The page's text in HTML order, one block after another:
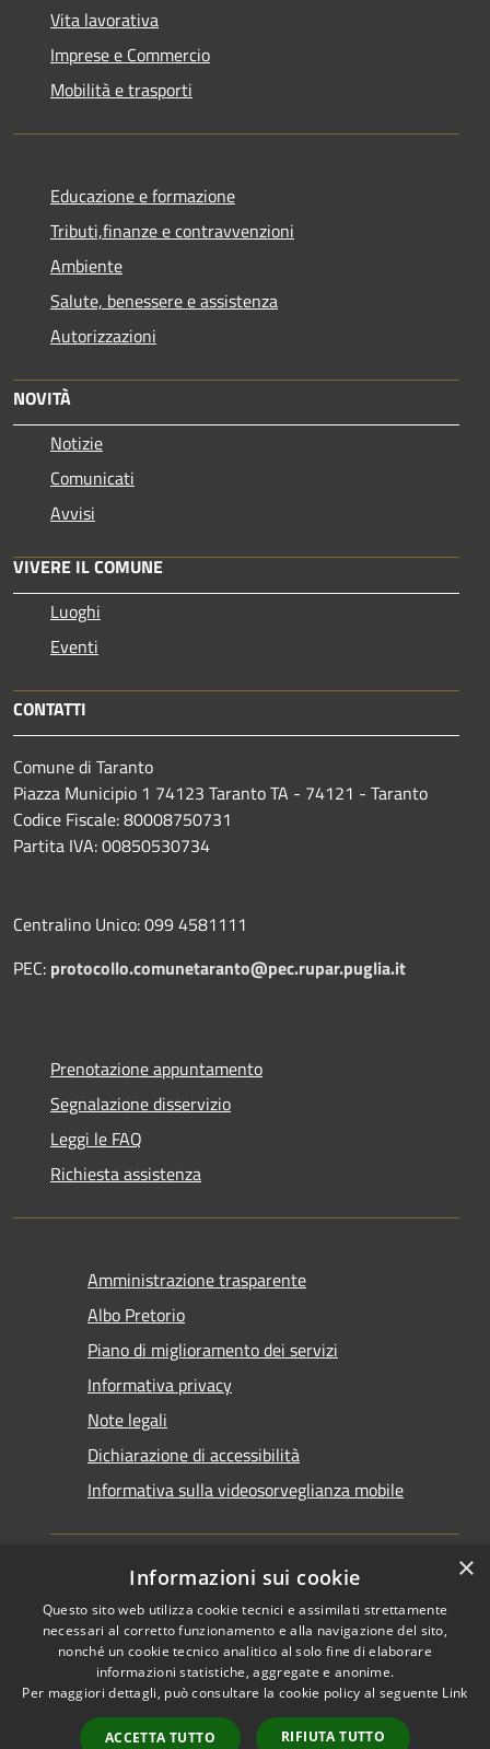
Vita lavorativa
Imprese e Commercio
Mobilità e trasporti
Educazione e formazione
Tributi,finanze e contravvenzioni
Ambiente
Salute, benessere e assistenza
Autorizzazioni
NOVITÀ
Notizie
Comunicati
Avvisi
VIVERE IL COMUNE
Luoghi
Eventi
CONTATTI
Comune di Taranto
Piazza Municipio 1 74123 Taranto TA - 74121 - Taranto
Codice Fiscale: 80008750731
Partita IVA: 00850530734
Centralino Unico: 099 4581111
PEC: protocollo.comunetaranto@pec.rupar.puglia.it
Prenotazione appuntamento
Segnalazione disservizio
Leggi le FAQ
Richiesta assistenza
Amministrazione trasparente
Albo Pretorio
Piano di miglioramento dei servizi
Informativa privacy
Note legali
Dichiarazione di accessibilità
Informativa sulla videosorveglianza mobile
RSS
Accessibilità
Cookie
Mappa del sito
Copyright © 2026 • Comune di
Taranto • Powered by
Municipium•Accesso
redazione
×
Informazioni sui cookie
Questo sito web utilizza cookie tecnici e assimilati strettamente
necessari al corretto funzionamento e alla navigazione del sito,
nonché un cookie tecnico analitico al solo fine di elaborare
informazioni statistiche, aggregate e anonime.
Per maggiori dettagli, può consultare la cookie policy al seguente Link
ACCETTA TUTTO RIFIUTA TUTTO